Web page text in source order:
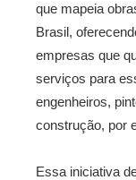
que mapeia
Brasil,
empresas que
serviços para
engenheiros,
construção, por
Essa iniciativa